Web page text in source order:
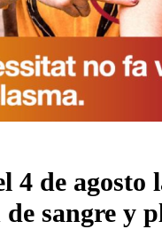
4 de agosto
sangre y